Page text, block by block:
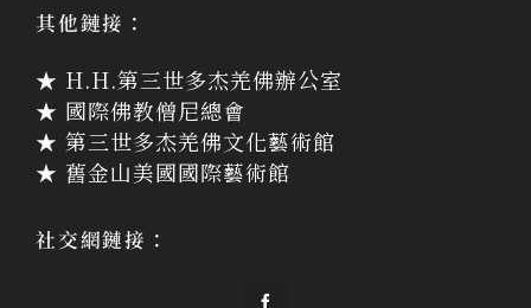
其他鏈接：
★ H.H.第三世多杰羌佛辦公室
★ 國際佛教僧尼總會
★ 第三世多杰羌佛文化藝術館
★ 舊金山美國國際藝術館
社交網鏈接：